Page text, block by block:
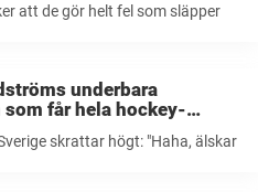
att de gör helt fel som släpper
underbara
som får hela hockey-
skrattar högt: "Haha, älskar